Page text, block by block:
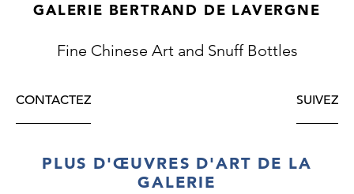
GALERIE BERTRAND DE LAVERGNE
Fine Chinese Art and Snuff Bottles
CONTACTEZ SUIVEZ
PLUS D'ŒUVRES D'ART DE LA
GALERIE